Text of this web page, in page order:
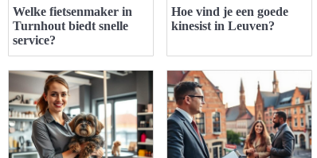
Welke fietsenmaker in
Turnhout biedt snelle
service?
Hoe vind je een goede
kinesist in Leuven?